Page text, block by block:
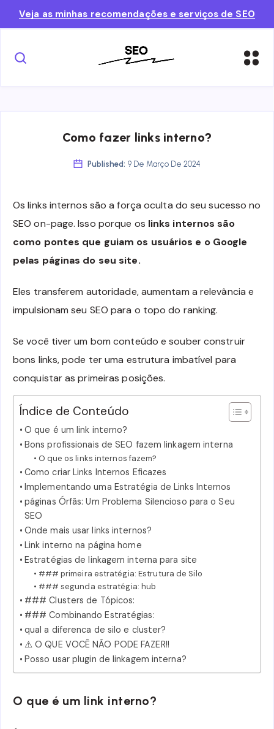
Veja as minhas recomendações e serviços de SEO
Como fazer links interno?
Published: 9 De Março De 2024
Os links internos são a força oculta do seu sucesso no
SEO on-page. Isso porque os links internos são
como pontes que guiam os usuários e o Google
pelas páginas do seu site.
Eles transferem autoridade, aumentam a relevância e
impulsionam seu SEO para o topo do ranking.
Se você tiver um bom conteúdo e souber construir
bons links, pode ter uma estrutura imbatível para
conquistar as primeiras posições.
Índice de Conteúdo
O que é um link interno?
Bons profissionais de SEO fazem linkagem interna
O que os links internos fazem?
Como criar Links Internos Eficazes
Implementando uma Estratégia de Links Internos
páginas Órfãs: Um Problema Silencioso para o Seu
SEO
Onde mais usar links internos?
Link interno na página home
Estratégias de linkagem interna para site
### primeira estratégia: Estrutura de Silo
### segunda estratégia: hub
### Clusters de Tópicos:
### Combinando Estratégias:
qual a diferenca de silo e cluster?
⚠️ O QUE VOCÊ NÃO PODE FAZER!!
Posso usar plugin de linkagem interna?
O que é um link interno?